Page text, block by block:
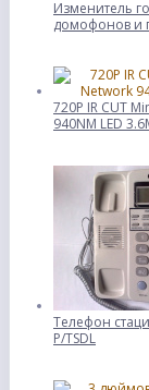
Изменитель
домофонов и
720P IR CUT
940NM LED
Телефон
P/TSDL